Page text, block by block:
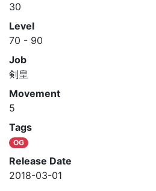
30
Level
70 - 90
Job
剣皇
Movement
5
Tags
OG
Release Date
2018-03-01